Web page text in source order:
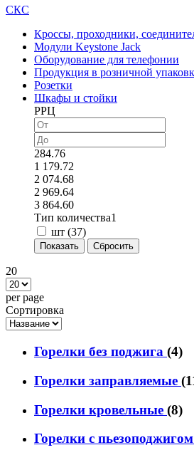
СКС
Кроссы, проходники,
Модули Keystone Jack
Оборудование для телефонии
Продукция в розничной
Розетки
Шкафы и стойки
РРЦ
284.76
1 179.72
2 074.68
2 969.64
3 864.60
Тип количества1
шт (37)
20
per page
Сортировка
Горелки без поджига (4)
Горелки заправляемые
Горелки кровельные (8)
Горелки с пьезоподжигом